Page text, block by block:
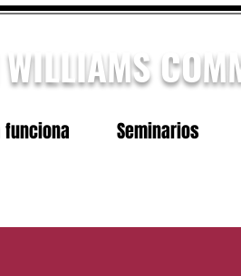
WILLIAMS
funciona Seminarios